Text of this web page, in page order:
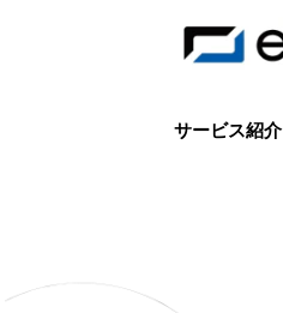
サービス紹介